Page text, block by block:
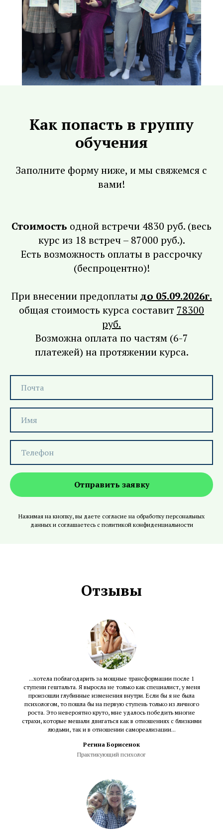
Как попасть в группу
обучения
Заполните форму ниже, и мы свяжемся с
вами!
Стоимость одной встречи 4830 руб. (весь
курс из 18 встреч – 87000 руб.).
Есть возможность оплаты в рассрочку
(беспроцентно)!
При внесении предоплатыдо 05.09.2026г.
общая стоимость курса составит 78300
руб.
Возможна оплата по частям (6-7
платежей) на протяжении курса.
Отправить заявку
Нажимая на кнопку, вы даете согласие на обработку персональных
данных и соглашаетесь c политикой конфиденциальности
Отзывы
...хотела поблагодарить за мощные трансформации после 1
ступени гештальта. Я выросла не только как специалист, у меня
произошли глубинные изменения внутри. Если бы я не была
психологом, то пошла бы на первую ступень только из личного
роста. Это невероятно круто, мне удалось победить многие
страхи, которые мешали двигаться как в отношениях с близкими
людьми, так и в отношении самореализации...
Регина Борисенок
Практикующий психолог